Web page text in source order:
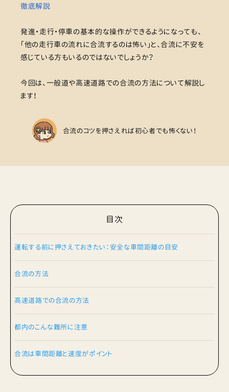
徹底解説
発進・走行・停車の基本的な操作ができるようになっても、
「他の走行車の流れに合流するのは怖い」と、合流に不安を
感じている方もいるのではないでしょうか？
今回は、一般道や高速道路での合流の方法について解説し
ます！
合流のコツを押さえれば初心者でも怖くない！
目次
運転する前に押さえておきたい：安全な車間距離の目安
合流の方法
高速道路での合流の方法
都内のこんな難所に注意
合流は車間距離と速度がポイント